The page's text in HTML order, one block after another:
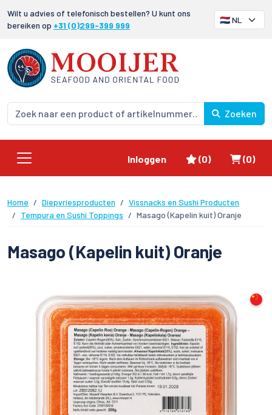
Wilt u advies of telefonisch bestellen? U kunt ons
bereiken op +31 (0)299-399 999
Zoeken
Inloggen Favorieten
(0) (0)
Home Diepvriesproducten
Vissnacks en Sushi Producten
Tempura en Sushi Toppings
Masago (Kapelin kuit) Oranje
Masago (Kapelin kuit) Oranje